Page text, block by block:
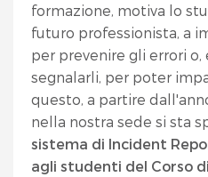
formazione, motiva lo
futuro professionista, a
per prevenire gli errori
segnalarli, per poter
questo, a partire
nella nostra sede si sta
sistema di Incident
agli studenti del Corso